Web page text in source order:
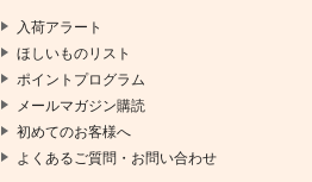
入荷アラート
ほしいものリスト
ポイントプログラム
メールマガジン購読
初めてのお客様へ
よくあるご質問・お問い合わせ